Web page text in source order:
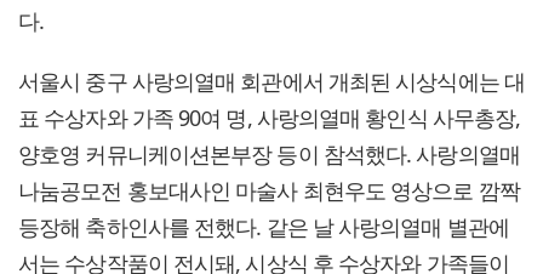
다.
서울시 중구 사랑의열매 회관에서 개최된 시상식에는 대
표 수상자와 가족 90여 명, 사랑의열매 황인식 사무총장,
양호영 커뮤니케이션본부장 등이 참석했다. 사랑의열매
나눔공모전 홍보대사인 마술사 최현우도 영상으로 깜짝
등장해 축하인사를 전했다. 같은 날 사랑의열매 별관에
서는 수상작품이 전시돼, 시상식 후 수상자와 가족들이